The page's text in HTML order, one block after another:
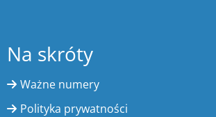
Na skróty
Ważne numery
Polityka prywatności